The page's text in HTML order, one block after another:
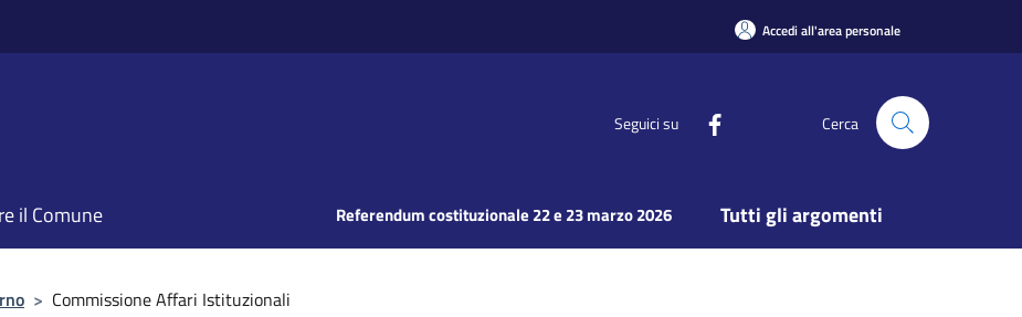
Accedi all'area personale
Seguici su Cerca
il Comune Referendum costituzionale 22 e 23 marzo 2026 Tutti gli argomenti
> Commissione Affari Istituzionali